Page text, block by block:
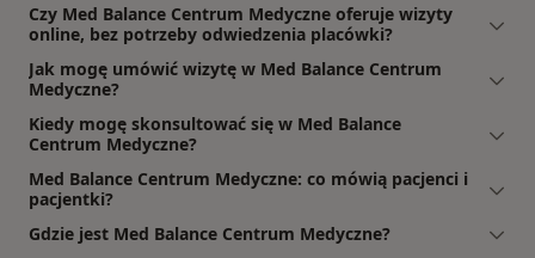
Czy Med Balance Centrum Medyczne oferuje wizyty
online, bez potrzeby odwiedzenia placówki?
Jak mogę umówić wizytę w Med Balance Centrum
Medyczne?
Kiedy mogę skonsultować się w Med Balance
Centrum Medyczne?
Med Balance Centrum Medyczne: co mówią pacjenci i
pacjentki?
Gdzie jest Med Balance Centrum Medyczne?